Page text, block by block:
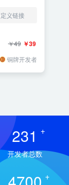
义链接
￥39
￥49
铜牌开发者
231 +
开发者总数
+